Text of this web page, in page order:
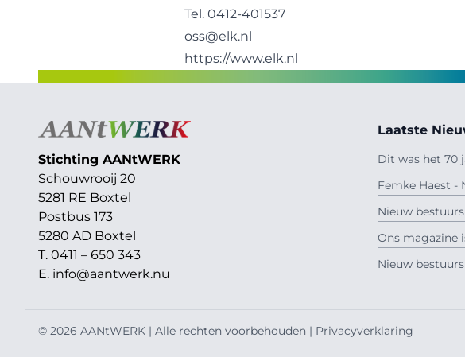
Tel. 0412-401537
oss@elk.nl
https://www.elk.nl
Stichting AANtWERK
Schouwrooij 20
5281 RE Boxtel
Postbus 173
5280 AD Boxtel
T. 0411 – 650 343
E. info@aantwerk.nu
Laatste
Dit was het 70
Femke Haest -
Nieuw
Ons magazine
Nieuw
© 2026 AANtWERK | Alle rechten voorbehouden | Privacyverklaring